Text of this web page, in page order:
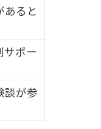
ると
サポー
談が参